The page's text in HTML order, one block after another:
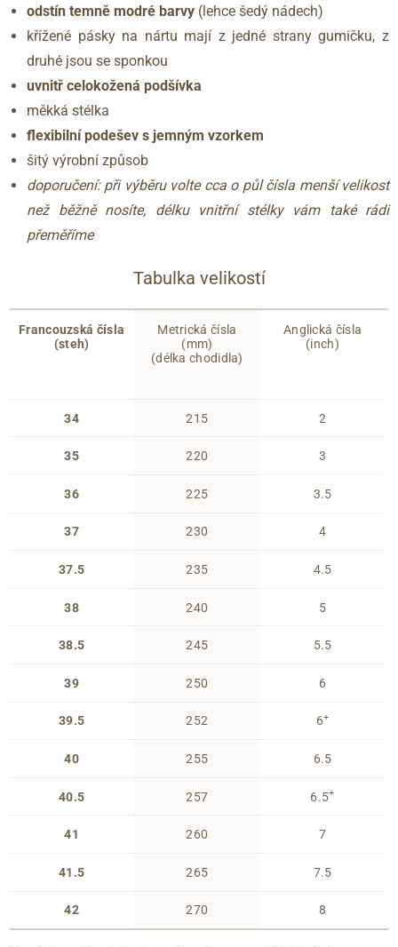
odstín temně modré barvy (lehce šedý nádech)
křížené pásky na nártu mají z jedné strany gumičku, z
druhé jsou se sponkou
uvnitř celokožená podšívka
měkká stélka
flexibilní podešev s jemným vzorkem
šitý výrobní způsob
doporučení: při výběru volte cca o půl čísla menší velikost
než běžně nosíte, délku vnitřní stélky vám také rádi
přeměříme
Tabulka velikostí
Francouzská čísla
(steh)
34
35
36
37
37.5
38
38.5
39
39.5
40
40.5
41
41.5
42
Metrická čísla
(mm)
(délka chodidla)
215
220
225
230
235
240
245
250
252
255
257
260
265
270
Anglická čísla
(inch)
2
3
3.5
4
4.5
5
5.5
6
6+
6.5
6.5+
7
7.5
8